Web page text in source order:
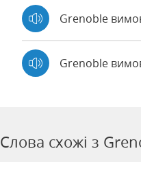
Grenoble
Grenoble
Слова схожі з